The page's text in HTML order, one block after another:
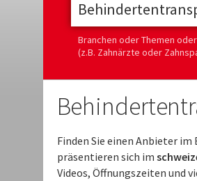
Branchen oder Themen
(z.B. Zahnärzte oder
Finden Sie einen Anbieter im
präsentieren sich im
Videos, Öffnungszeiten und